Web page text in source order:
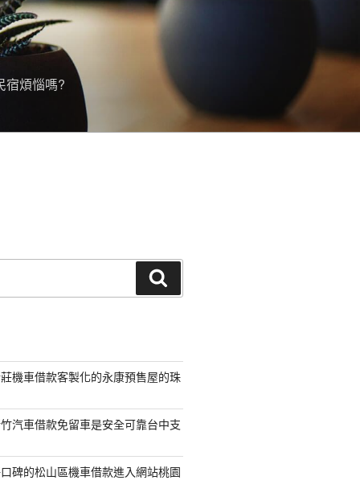
宿煩惱嗎?
尋
機車借款客製化的永康預售屋的珠
汽車借款免留車是安全可靠台中支
碑的松山區機車借款進入網站桃園